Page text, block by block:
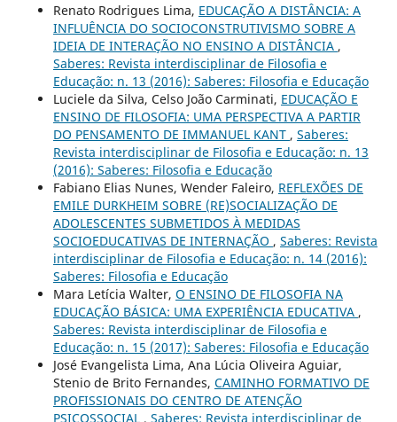
Renato Rodrigues Lima, EDUCAÇÃO A DISTÂNCIA: A
INFLUÊNCIA DO SOCIOCONSTRUTIVISMO SOBRE A
IDEIA DE INTERAÇÃO NO ENSINO A DISTÂNCIA ,
Saberes: Revista interdisciplinar de Filosofia e
Educação: n. 13 (2016): Saberes: Filosofia e Educação
Luciele da Silva, Celso João Carminati, EDUCAÇÃO E
ENSINO DE FILOSOFIA: UMA PERSPECTIVA A PARTIR
DO PENSAMENTO DE IMMANUEL KANT , Saberes:
Revista interdisciplinar de Filosofia e Educação: n. 13
(2016): Saberes: Filosofia e Educação
Fabiano Elias Nunes, Wender Faleiro, REFLEXÕES DE
EMILE DURKHEIM SOBRE (RE)SOCIALIZAÇÃO DE
ADOLESCENTES SUBMETIDOS À MEDIDAS
SOCIOEDUCATIVAS DE INTERNAÇÃO , Saberes: Revista
interdisciplinar de Filosofia e Educação: n. 14 (2016):
Saberes: Filosofia e Educação
Mara Letícia Walter, O ENSINO DE FILOSOFIA NA
EDUCAÇÃO BÁSICA: UMA EXPERIÊNCIA EDUCATIVA ,
Saberes: Revista interdisciplinar de Filosofia e
Educação: n. 15 (2017): Saberes: Filosofia e Educação
José Evangelista Lima, Ana Lúcia Oliveira Aguiar,
Stenio de Brito Fernandes, CAMINHO FORMATIVO DE
PROFISSIONAIS DO CENTRO DE ATENÇÃO
PSICOSSOCIAL , Saberes: Revista interdisciplinar de